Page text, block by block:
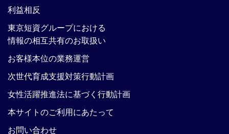
利益相反
東京短資グループにおける
情報の相互共有のお取扱い
お客様本位の業務運営
次世代育成支援対策行動計画
女性活躍推進法に基づく行動計画
本サイトのご利用にあたって
お問い合わせ